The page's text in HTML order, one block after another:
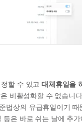
정할 수 있고대체휴일을
비활성화할 수 없습니
법상의 유급휴일이기 때
등은 바로 쉬는 날에 추가